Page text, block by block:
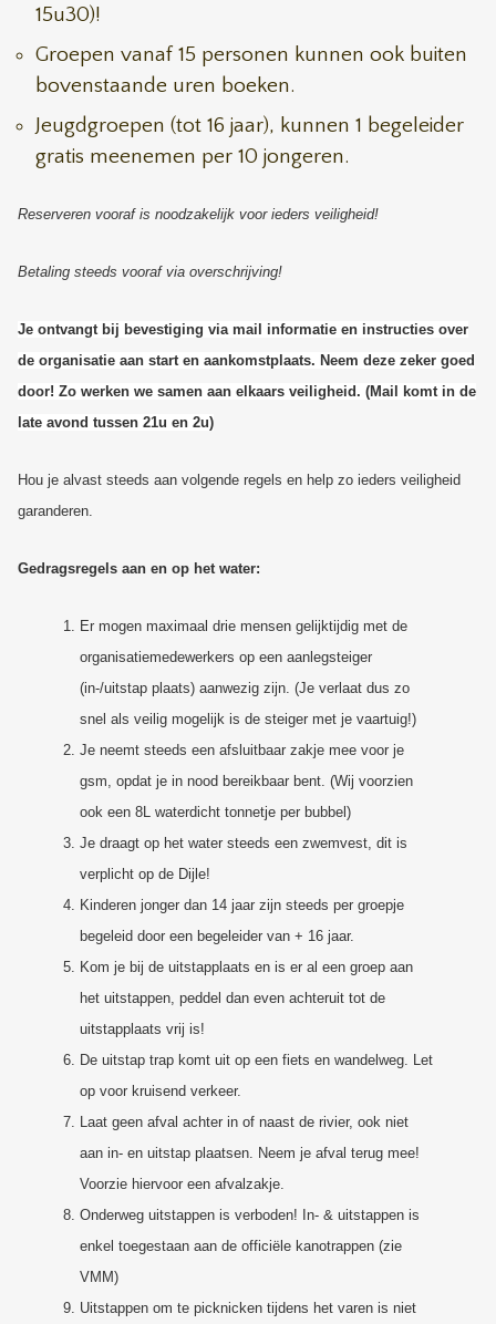
15u30)!
Groepen vanaf 15 personen kunnen ook buiten
bovenstaande uren boeken.
Jeugdgroepen (tot 16 jaar), kunnen 1 begeleider
gratis meenemen per 10 jongeren.
Reserveren vooraf is noodzakelijk voor ieders veiligheid!
Betaling steeds vooraf via overschrijving!
Je ontvangt bij bevestiging via mail informatie en instructies over
de organisatie aan start en aankomstplaats. Neem deze zeker goed
door! Zo werken we samen aan elkaars veiligheid. (Mail komt in de
late avond tussen 21u en 2u)
Hou je alvast steeds aan volgende regels en help zo ieders veiligheid
garanderen.
Gedragsregels aan en op het water:
Er mogen maximaal drie mensen gelijktijdig met de
organisatiemedewerkers op een aanlegsteiger
(in-/uitstap plaats) aanwezig zijn. (Je verlaat dus zo
snel als veilig mogelijk is de steiger met je vaartuig!)
Je neemt steeds een afsluitbaar zakje mee voor je
gsm, opdat je in nood bereikbaar bent. (Wij voorzien
ook een 8L waterdicht tonnetje per bubbel)
Je draagt op het water steeds een zwemvest, dit is
verplicht op de Dijle!
Kinderen jonger dan 14 jaar zijn steeds per groepje
begeleid door een begeleider van + 16 jaar.
Kom je bij de uitstapplaats en is er al een groep aan
het uitstappen, peddel dan even achteruit tot de
uitstapplaats vrij is!
De uitstap trap komt uit op een fiets en wandelweg. Let
op voor kruisend verkeer.
Laat geen afval achter in of naast de rivier, ook niet
aan in- en uitstap plaatsen. Neem je afval terug mee!
Voorzie hiervoor een afvalzakje.
Onderweg uitstappen is verboden! In- & uitstappen is
enkel toegestaan aan de officiële kanotrappen (zie
VMM)
Uitstappen om te picknicken tijdens het varen is niet